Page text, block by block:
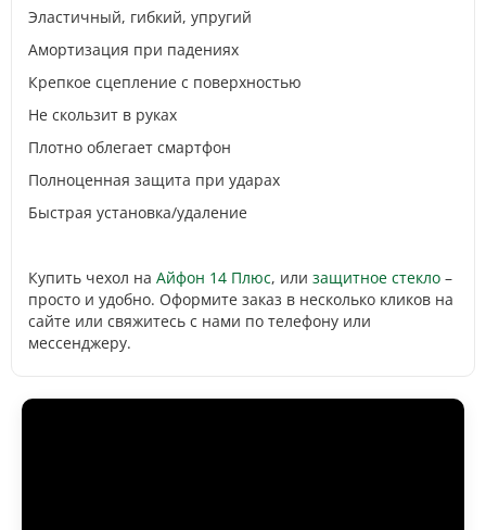
Эластичный, гибкий, упругий
Амортизация при падениях
Крепкое сцепление с поверхностью
Не скользит в руках
Плотно облегает смартфон
Полноценная защита при ударах
Быстрая установка/удаление
Купить чехол на Айфон 14 Плюс, или защитное стекло –
просто и удобно. Оформите заказ в несколько кликов на
сайте или свяжитесь с нами по телефону или
мессенджеру.